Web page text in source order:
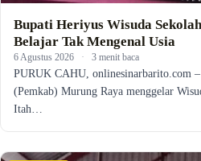
Bupati Heriyus Wisuda
Belajar Tak Mengenal Usia
6 Agustus 2026 · 3 menit baca
PURUK CAHU, onlinesinarbarito.com –
(Pemkab) Murung Raya menggelar
Itah…